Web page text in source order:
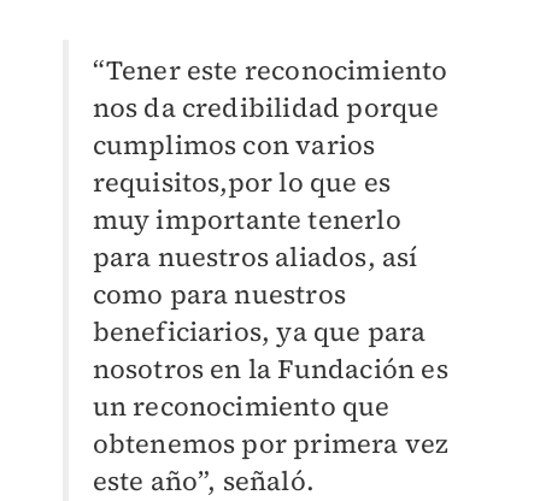
“Tener este reconocimiento
nos da credibilidad porque
cumplimos con varios
requisitos,por lo que es
muy importante tenerlo
para nuestros aliados, así
como para nuestros
beneficiarios, ya que para
nosotros en la Fundación es
un reconocimiento que
obtenemos por primera vez
este año”, señaló.